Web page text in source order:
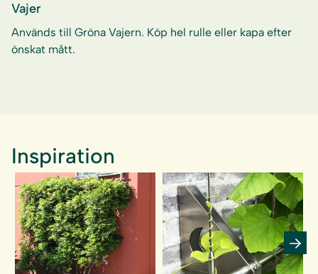
Vajer
Används till Gröna Vajern. Köp hel rulle eller kapa efter
önskat mått.
Inspiration